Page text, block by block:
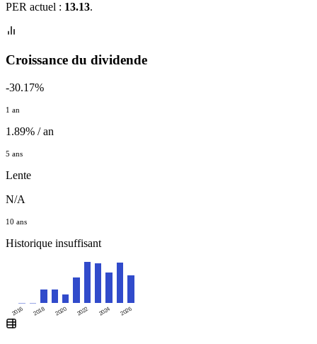
PER actuel : 13.13.
Croissance du dividende
-30.17%
1 an
1.89% / an
5 ans
Lente
N/A
10 ans
Historique insuffisant
2016 2018 2020 2022 2024 2026